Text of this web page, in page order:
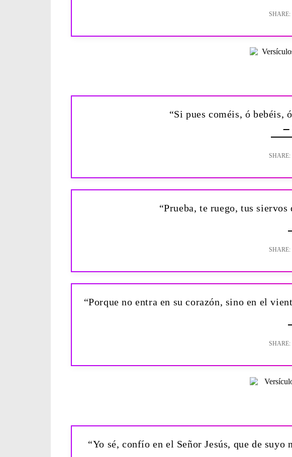
“Si pues coméis, ó bebéis,
“Prueba, te ruego, tus
“Porque no entra en su corazón, sino en el
“Yo sé, confío en el Señor Jesús, que de